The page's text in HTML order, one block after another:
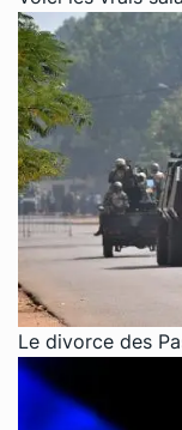
Le divorce des